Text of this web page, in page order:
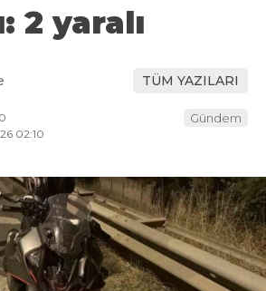
2 yaralı
TÜM YAZILARI
02:10
Gündem